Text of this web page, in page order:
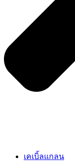
เคเบิ้ลแกลน